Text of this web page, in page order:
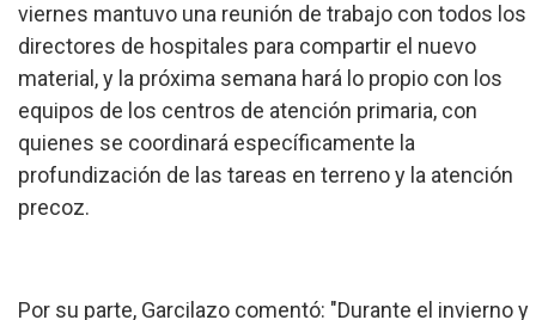
viernes mantuvo una reunión de trabajo con todos los
directores de hospitales para compartir el nuevo
material, y la próxima semana hará lo propio con los
equipos de los centros de atención primaria, con
quienes se coordinará específicamente la
profundización de las tareas en terreno y la atención
precoz.
Por su parte, Garcilazo comentó: "Durante el invierno y